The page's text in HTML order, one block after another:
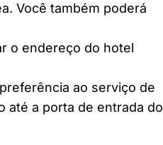
Você também poderá
o endereço do hotel
ao serviço de
até a porta de entrada do